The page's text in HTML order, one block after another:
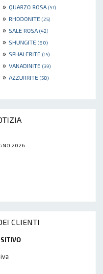
» QUARZO ROSA (57)
» RHODONITE (25)
» SALE ROSA (42)
» SHUNGITE (80)
» SPHALERITE (15)
» VANADINITE (39)
» AZZURRITE (58)
2026
CLIENTI